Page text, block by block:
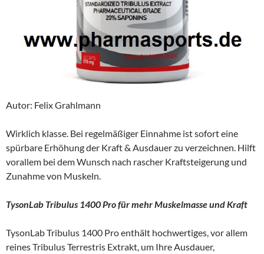
Autor: Felix Grahlmann
Wirklich klasse. Bei regelmäßiger Einnahme ist sofort eine
spürbare Erhöhung der Kraft & Ausdauer zu verzeichnen. Hilft
vorallem bei dem Wunsch nach rascher Kraftsteigerung und
Zunahme von Muskeln.
TysonLab Tribulus 1400 Pro für mehr Muskelmasse und Kraft
TysonLab Tribulus 1400 Pro enthält hochwertiges, vor allem
reines Tribulus Terrestris Extrakt, um Ihre Ausdauer,